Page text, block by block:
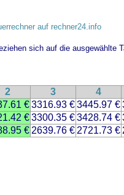
auf rechner24.info
sich auf die ausgewählte
2 3 4
€3316.93 €3445.97 €
€3300.35 €3428.74 €
€ 2639.76 € 2721.73 €